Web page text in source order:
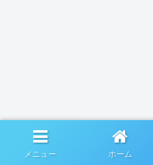
メニュー ホーム